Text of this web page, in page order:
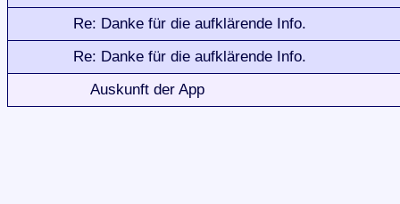
Re: Danke für die aufklärende Info.
Re: Danke für die aufklärende Info.
Auskunft der App